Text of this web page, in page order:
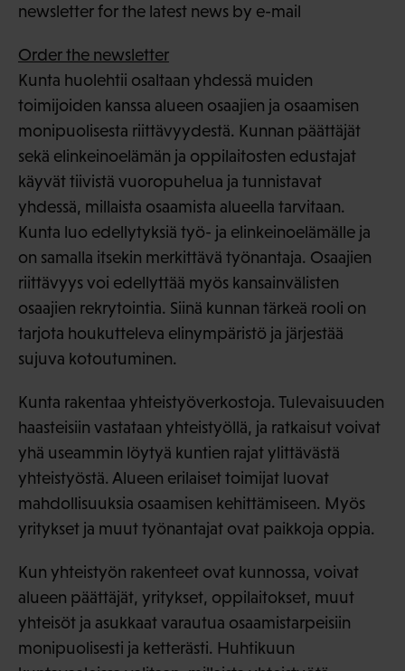
newsletter for the latest news by e-mail
Order the newsletter
Kunta huolehtii osaltaan yhdessä muiden
toimijoiden kanssa alueen osaajien ja osaamisen
monipuolisesta riittävyydestä. Kunnan päättäjät
sekä elinkeinoelämän ja oppilaitosten edustajat
käyvät tiivistä vuoropuhelua ja tunnistavat
yhdessä, millaista osaamista alueella tarvitaan.
Kunta luo edellytyksiä työ- ja elinkeinoelämälle ja
on samalla itsekin merkittävä työnantaja. Osaajien
riittävyys voi edellyttää myös kansainvälisten
osaajien rekrytointia. Siinä kunnan tärkeä rooli on
tarjota houkutteleva elinympäristö ja järjestää
sujuva kotoutuminen.
Kunta rakentaa yhteistyöverkostoja. Tulevaisuuden
haasteisiin vastataan yhteistyöllä, ja ratkaisut voivat
yhä useammin löytyä kuntien rajat ylittävästä
yhteistyöstä. Alueen erilaiset toimijat luovat
mahdollisuuksia osaamisen kehittämiseen. Myös
yritykset ja muut työnantajat ovat paikkoja oppia.
Kun yhteistyön rakenteet ovat kunnossa, voivat
alueen päättäjät, yritykset, oppilaitokset, muut
yhteisöt ja asukkaat varautua osaamistarpeisiin
monipuolisesti ja ketterästi. Huhtikuun